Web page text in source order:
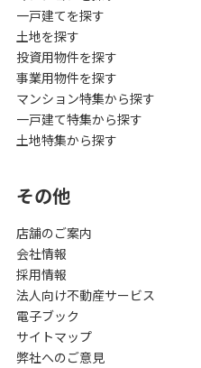
一戸建てを探す
土地を探す
投資用物件を探す
事業用物件を探す
マンション特集から探す
一戸建て特集から探す
土地特集から探す
その他
店舗のご案内
会社情報
採用情報
法人向け不動産サービス
電子ブック
サイトマップ
弊社へのご意見